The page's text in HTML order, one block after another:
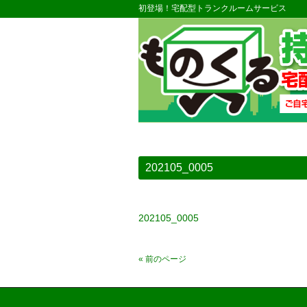
初登場！宅配型トランクルームサービス
202105_0005
202105_0005
« 前のページ